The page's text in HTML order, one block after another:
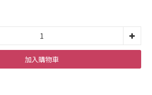
加入購物車